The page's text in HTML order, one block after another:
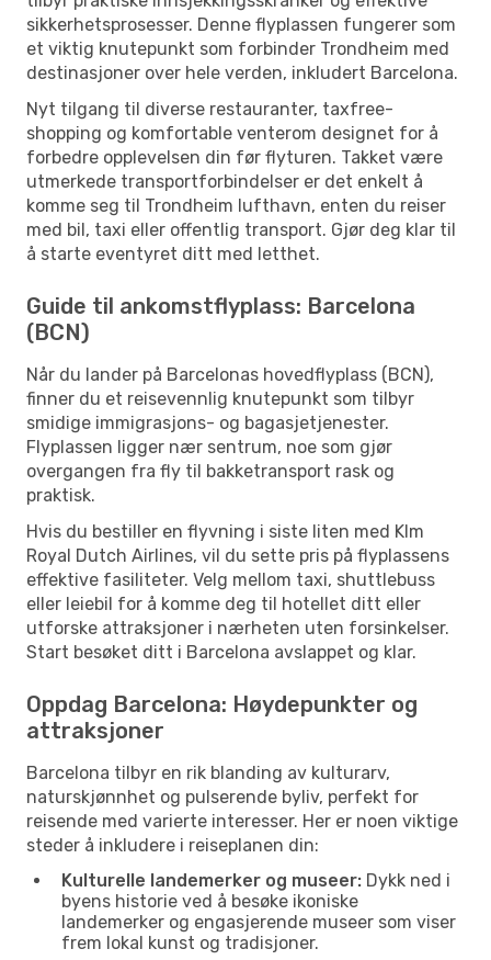
sikkerhetsprosesser. Denne flyplassen fungerer som
et viktig knutepunkt som forbinder Trondheim med
destinasjoner over hele verden, inkludert Barcelona.
Nyt tilgang til diverse restauranter, taxfree-
shopping og komfortable venterom designet for å
forbedre opplevelsen din før flyturen. Takket være
utmerkede transportforbindelser er det enkelt å
komme seg til Trondheim lufthavn, enten du reiser
med bil, taxi eller offentlig transport. Gjør deg klar til
å starte eventyret ditt med letthet.
Guide til ankomstflyplass: Barcelona
(BCN)
Når du lander på Barcelonas hovedflyplass (BCN),
finner du et reisevennlig knutepunkt som tilbyr
smidige immigrasjons- og bagasjetjenester.
Flyplassen ligger nær sentrum, noe som gjør
overgangen fra fly til bakketransport rask og
praktisk.
Hvis du bestiller en flyvning i siste liten med Klm
Royal Dutch Airlines, vil du sette pris på flyplassens
effektive fasiliteter. Velg mellom taxi, shuttlebuss
eller leiebil for å komme deg til hotellet ditt eller
utforske attraksjoner i nærheten uten forsinkelser.
Start besøket ditt i Barcelona avslappet og klar.
Oppdag Barcelona: Høydepunkter og
attraksjoner
Barcelona tilbyr en rik blanding av kulturarv,
naturskjønnhet og pulserende byliv, perfekt for
reisende med varierte interesser. Her er noen viktige
steder å inkludere i reiseplanen din:
Kulturelle landemerker og museer: Dykk ned i
byens historie ved å besøke ikoniske
landemerker og engasjerende museer som viser
frem lokal kunst og tradisjoner.